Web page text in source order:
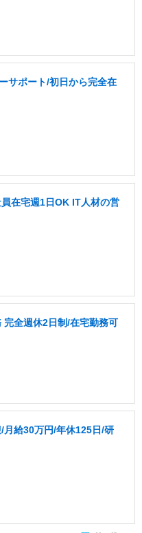
サポート/初日から完全在
在宅週1日OK IT人材の営
全週休2日制/在宅勤務可
/月給30万円/年休125日/研